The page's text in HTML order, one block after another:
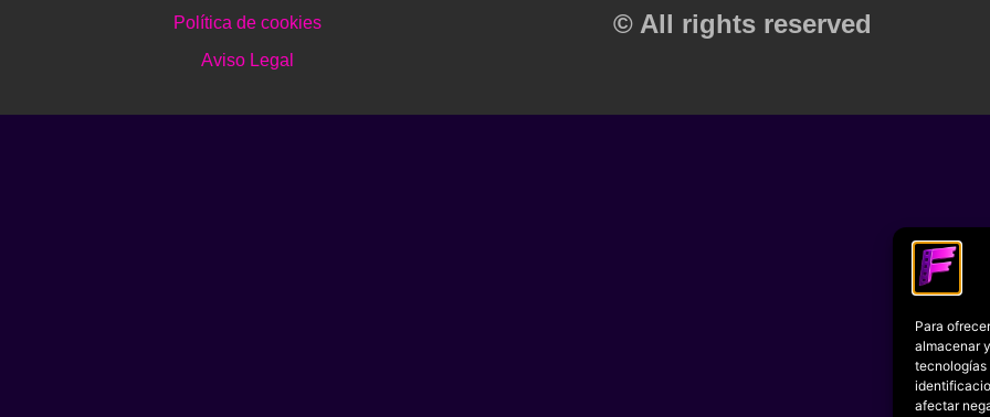
Para
almacenar
tecnologías
afectar
Política de cookies
Aviso Legal
© All rights reserved